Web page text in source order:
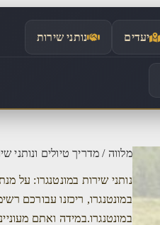
יעדים נותני שירות
מלווה / מדריך טיולים ונותני
נותני שירות במונטנגרו: על
במונטנגרו, ריכזנו עבורכם
במונטנגרו.במידה ואתם